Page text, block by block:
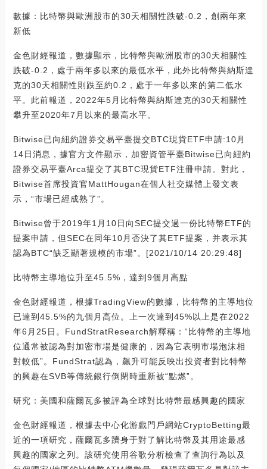
數據：比特幣與歐洲股市的30天相關性跌破-0.2，創兩年來
新低
金色財經報道，數據顯示，比特幣與歐洲股市的30天相關性
跌破-0.2，處于兩年多以來的最低水平，此外比特幣與納斯達
克的30天相關性則跌至約0.2，處于一年多以來的第二低水
平。此前報道，2022年5月比特幣與納斯達克的30天相關性
攀升至2020年7月以來的最高水平。
Bitwise已向紐約證券交易平臺提交BTC現貨ETF申請:10月
14日消息，據官方文件顯示，加密資管平臺Bitwise已向紐約
證券交易平臺Arca提交了其BTC現貨ETF注冊申請。對此，
Bitwise首席投資官MattHougan在個人社交媒體上發文表
示，“市場已經成熟了”。
Bitwise曾于2019年1月10日向SEC提交過一份比特幣ETF的
提案申請，但SEC在同年10月否決了其ETF提案，并表示其
認為BTC“缺乏顯著規模的市場”。[2021/10/14 20:29:48]
比特幣主導地位升至45.5%，達到9個月高點
金色財經報道，根據TradingView的數據，比特幣的主導地位
已達到45.5%的九個月高位。上一次達到45%以上是在2022
年6月25日。FundStratResearch解釋稱：“比特幣的主導地
位通常被認為對加密市場是健康的，因為它表明市場泡沫相
對較低”。FundStrat認為，飆升可能反映出投資者對比特幣
的興趣在SVB等傳統銀行倒閉時重新被“點燃”。
研究：美國和薩爾瓦多被評為全球對比特幣最感興趣的國家
金色財經報道，根據去中心化游戲門戶網站CryptoBetting最
近的一項研究，薩爾瓦多躋身于對了解比特幣及其用途最感
興趣的國家之列。該研究使用谷歌分析檢查了查詢行為以及